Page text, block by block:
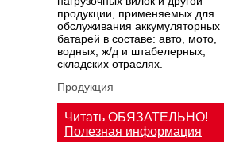
продукции, применяемых для
обслуживания аккумуляторных
батарей в составе: авто, мото,
водных, ж/д и штабелерных,
складских отраслях.
Продукция
Читать ОБЯЗАТЕЛЬНО!
Полезная информация